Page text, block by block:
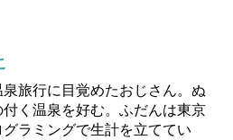
泉旅行に目覚めたおじさん。ぬ
付く温泉を好む。ふだんは東京
グラミングで生計を立ててい